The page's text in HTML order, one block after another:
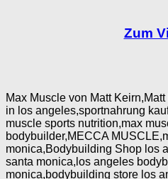
Zum
Max Muscle von Matt
in los angeles,sportnahrung
muscle sports nutrition,max
bodybuilder,MECCA
monica,Bodybuilding Shop los
santa monica,los angeles
monica,bodybuilding store los